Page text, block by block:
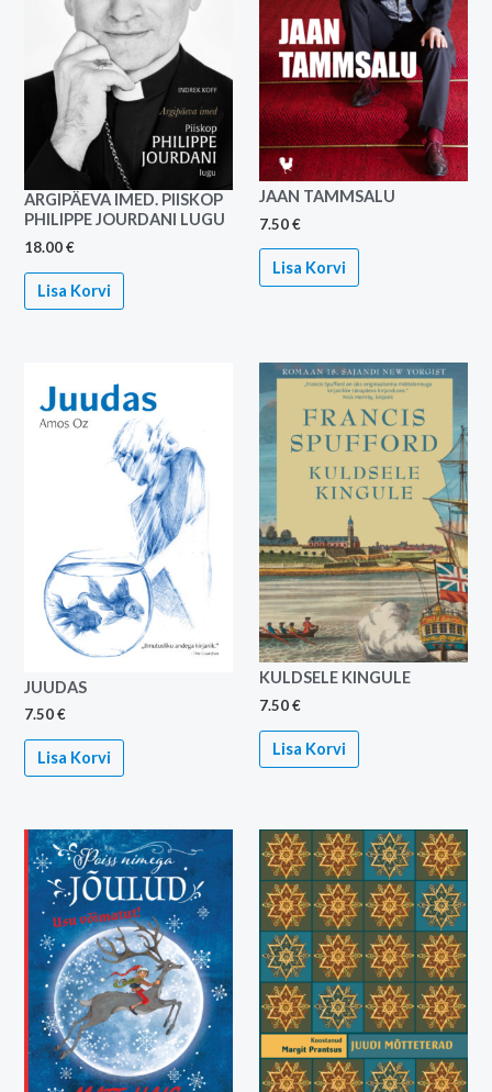
ARGIPÄEVA IMED. PIISKOP
PHILIPPE JOURDANI LUGU
18.00€
Lisa Korvi
JAAN TAMMSALU
7.50€
Lisa Korvi
JUUDAS
7.50€
Lisa Korvi
KULDSELE KINGULE
7.50€
Lisa Korvi